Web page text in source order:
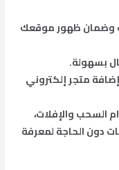
وضمان ظهور موقعك
بسهولة.
متجر إلكتروني
السحب والإفلات،
الحاجة لمعرفة